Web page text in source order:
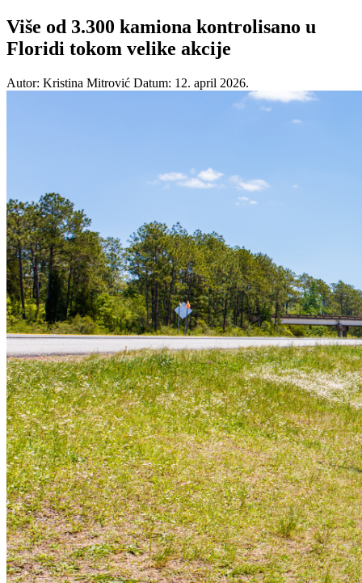
Više od 3.300 kamiona kontrolisano u
Floridi tokom velike akcije
Autor: Kristina Mitrović Datum: 12. april 2026.